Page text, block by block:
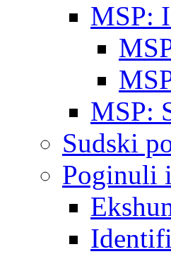
MSP:
MSP:
Sudski
Poginuli